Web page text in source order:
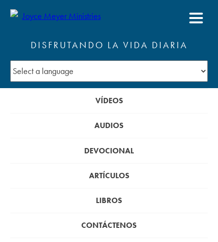
DISFRUTANDO LA VIDA DIARIA
VÍDEOS
AUDIOS
DEVOCIONAL
ARTÍCULOS
LIBROS
CONTÁCTENOS